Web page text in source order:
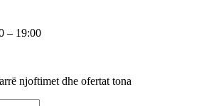
– 19:00
njoftimet dhe ofertat tona